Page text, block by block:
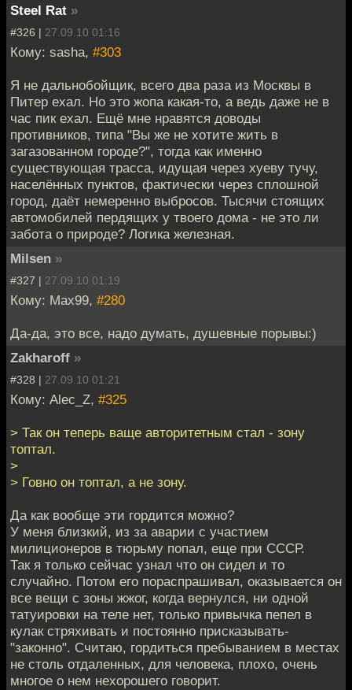
Steel Rat »
#326 | 27.09.10 01:16
Кому: sasha, #303
Я не дальнобойщик, всего два раза из Москвы в
Питер ехал. Но это жопа какая-то, а ведь даже не в
час пик ехал. Ещё мне нравятся доводы
противников, типа "Вы же не хотите жить в
загазованном городе?", тогда как именно
существующая трасса, идущая через хуеву тучу,
населённых пунктов, фактически через сплошной
город, даёт немеренно выбросов. Тысячи стоящих
автомобилей пердящих у твоего дома - не это ли
забота о природе? Логика железная.
Milsen »
#327 | 27.09.10 01:19
Кому: Max99, #280
Да-да, это все, надо думать, душевные порывы:)
Zakharoff »
#328 | 27.09.10 01:21
Кому: Alec_Z, #325
> Так он теперь ваще авторитетным стал - зону
топтал.
>
> Говно он топтал, а не зону.
Да как вообще эти гордится можно?
У меня близкий, из за аварии с участием
милиционеров в тюрьму попал, еще при СССР.
Так я только сейчас узнал что он сидел и то
случайно. Потом его пораспрашивал, оказывается он
все вещи с зоны жжог, когда вернулся, ни одной
татуировки на теле нет, только привычка пепел в
кулак стряхивать и постоянно присказывать-
"законно". Считаю, гордиться пребыванием в местах
не столь отдаленных, для человека, плохо, очень
многое о нем нехорошего говорит.